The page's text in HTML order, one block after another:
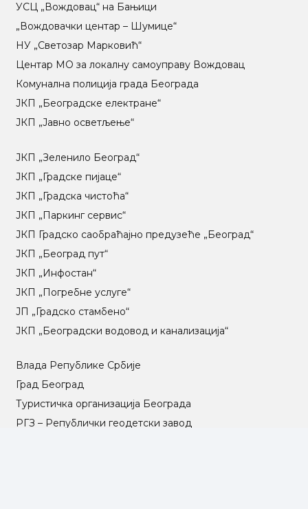
УСЦ „Вождовац“ на Бањици
„Вождовачки центар – Шумице“
НУ „Светозар Марковић“
Центар МO за локалну самоуправу Вождовац
Комунална полиција града Београда
ЈКП „Београдске електране“
ЈКП „Јавно осветљење“
ЈКП „Зеленило Београд“
ЈКП „Градске пијаце“
ЈКП „Градска чистоћа“
ЈКП „Паркинг сервис“
ЈКП Градско саобраћајно предузеће „Београд“
ЈКП „Београд пут“
ЈКП „Инфостан“
ЈКП „Погребне услуге“
ЈП „Градско стамбено“
ЈКП „Београдски водовод и канализација“
Влада Републике Србије
Град Београд
Туристичка организација Београда
РГЗ – Републички геодетски завод